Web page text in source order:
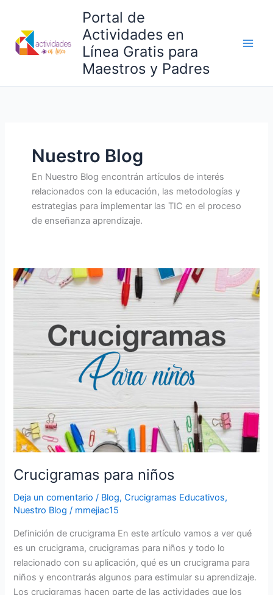
contenido
Portal de
Actividades en
Línea Gratis para
Maestros y Padres
Nuestro Blog
En Nuestro Blog encontrán artículos de interés
relacionados con la educación, las metodologías y
estrategias para implementar las TIC en el proceso
de enseñanza aprendizaje.
Crucigramas para niños
Deja un comentario / Blog,Crucigramas Educativos,
Nuestro Blog / mmejiac15
Definición de crucigrama En este artículo vamos a ver qué
es un crucigrama, crucigramas para niños y todo lo
relacionado con su aplicación, qué es un crucigrama para
niños y encontrarás algunos para estimular su aprendizaje.
Los crucigramas hacen parte de las actividades que los
Crucigramas
para